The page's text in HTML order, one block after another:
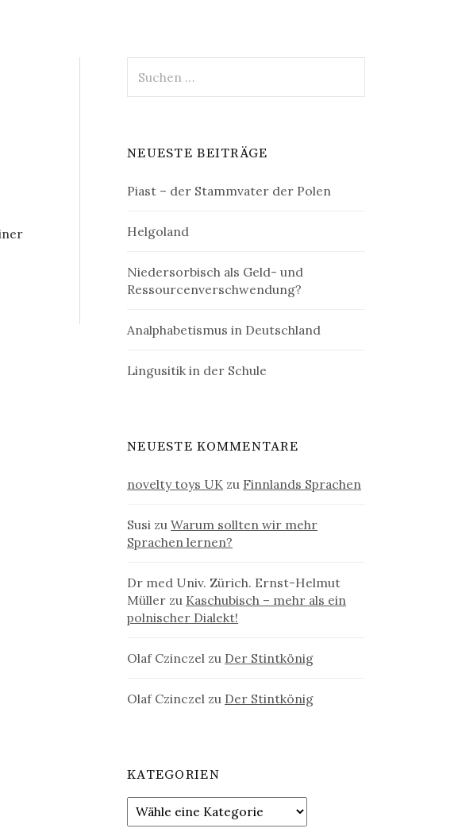
nach:
NEUESTE BEITRÄGE
Piast – der Stammvater der Polen
Helgoland
Niedersorbisch als Geld- und
Ressourcenverschwendung?
Analphabetismus in Deutschland
Lingusitik in der Schule
NEUESTE KOMMENTARE
novelty toys UK zu Finnlands Sprachen
Susi zuWarum sollten wir mehr
Sprachen lernen?
Dr med Univ. Zürich. Ernst-Helmut
Müller zu Kaschubisch – mehr als ein
polnischer Dialekt!
Olaf Czinczel zu Der Stintkönig
Olaf Czinczel zu Der Stintkönig
KATEGORIEN